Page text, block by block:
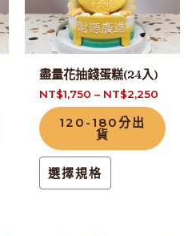
盡量花抽錢蛋糕(24入)
NT$1,750 – NT$2,250
120-180分出
貨
選擇規格
種
款
可
在
產
品
面